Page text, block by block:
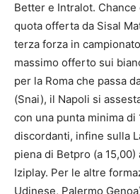
Better e Intralot.
quota offerta da Sisal
terza forza in
massimo offerto sui
per la Roma che passa
(Snai), il Napoli si
con una punta minima di
discordanti, infine sulla
piena di Betpro (a
Iziplay. Per le altre
Udinese, Palermo